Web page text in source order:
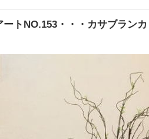
ートNO.153・・・カサブラン